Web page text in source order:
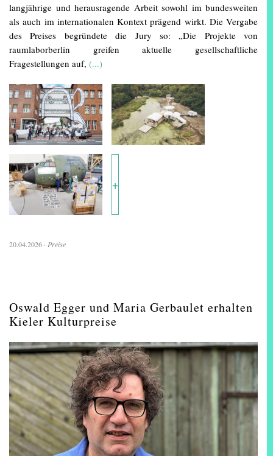
langjährige und herausragende Arbeit sowohl im bundesweiten
als auch im internationalen Kontext prägend wirkt. Die Vergabe
des Preises begründete die Jury so: „Die Projekte von
raumlaborberlin greifen aktuelle gesellschaftliche
Fragestellungen auf, (...)
+
20.04.2026 · Preise
Oswald Egger und Maria Gerbaulet erhalten
Kieler Kulturpreise